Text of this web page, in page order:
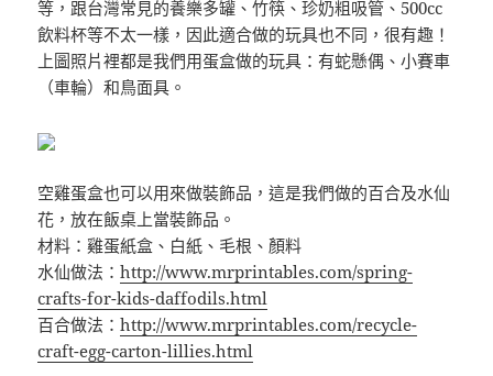
等，跟台灣常見的養樂多罐、竹筷、珍奶粗吸管、500cc
飲料杯等不太一樣，因此適合做的玩具也不同，很有趣！
上圖照片裡都是我們用蛋盒做的玩具：有蛇懸偶、小賽車
（車輪）和鳥面具。
空雞蛋盒也可以用來做裝飾品，這是我們做的百合及水仙
花，放在飯桌上當裝飾品。
材料：雞蛋紙盒、白紙、毛根、顏料
水仙做法：http://www.mrprintables.com/spring-
crafts-for-kids-daffodils.html
百合做法：http://www.mrprintables.com/recycle-
craft-egg-carton-lillies.html